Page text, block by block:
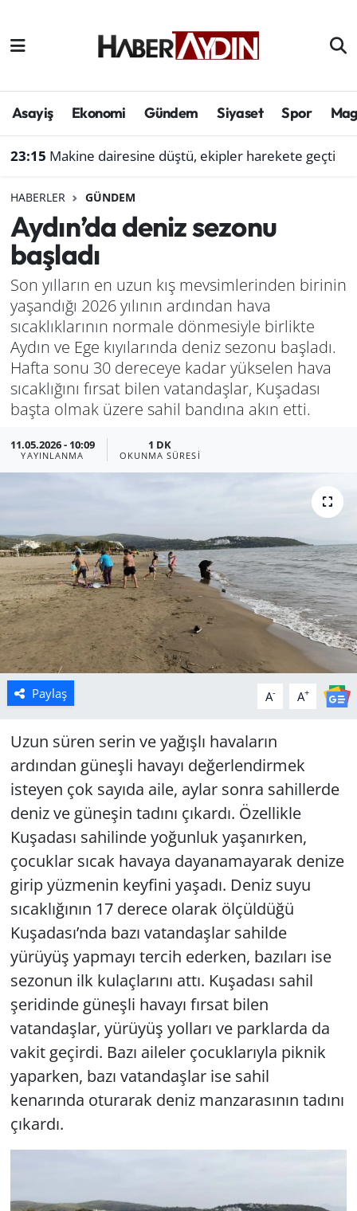
Asayiş Ekonomi Gündem Siyaset Spor
23:15 Makine dairesine düştü, ekipler harekete geçti
HABERLER GÜNDEM
Aydın’da deniz sezonu
başladı
Son yılların en uzun kış mevsimlerinden birinin
yaşandığı 2026 yılının ardından hava
sıcaklıklarının normale dönmesiyle birlikte
Aydın ve Ege kıyılarında deniz sezonu başladı.
Hafta sonu 30 dereceye kadar yükselen hava
sıcaklığını fırsat bilen vatandaşlar, Kuşadası
başta olmak üzere sahil bandına akın etti.
11.05.2026 - 10:09
YAYINLANMA
1 DK
OKUNMA SÜRESI
Paylaş A- A+
Uzun süren serin ve yağışlı havaların
ardından güneşli havayı değerlendirmek
isteyen çok sayıda aile, aylar sonra sahillerde
deniz ve güneşin tadını çıkardı. Özellikle
Kuşadası sahilinde yoğunluk yaşanırken,
çocuklar sıcak havaya dayanamayarak denize
girip yüzmenin keyfini yaşadı. Deniz suyu
sıcaklığının 17 derece olarak ölçüldüğü
Kuşadası’nda bazı vatandaşlar sahilde
yürüyüş yapmayı tercih ederken, bazıları ise
sezonun ilk kulaçlarını attı. Kuşadası sahil
şeridinde güneşli havayı fırsat bilen
vatandaşlar, yürüyüş yolları ve parklarda da
vakit geçirdi. Bazı aileler çocuklarıyla piknik
yaparken, bazı vatandaşlar ise sahil
kenarında oturarak deniz manzarasının tadını
çıkardı.
Afyonkarahisar
Çevre
Genel
Haber
Izmir
Kütahya
Manisa
Aydın Hava Durumu
Süper Lig Puan Durumu ve Fikstür
Son Dakika Haberleri
Haber Arşivi